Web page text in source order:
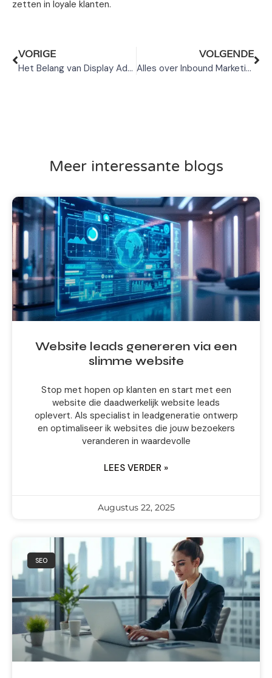
zetten in loyale klanten.
VORIGE
Het Belang van Display Advertising in de Digitale Wereld
VOLGENDE
Alles over Inbound Marketing
Meer interessante blogs
Website leads genereren via een
slimme website
Stop met hopen op klanten en start met een
website die daadwerkelijk website leads
oplevert. Als specialist in leadgeneratie ontwerp
en optimaliseer ik websites die jouw bezoekers
veranderen in waardevolle
LEES VERDER »
Augustus 22, 2025
SEO